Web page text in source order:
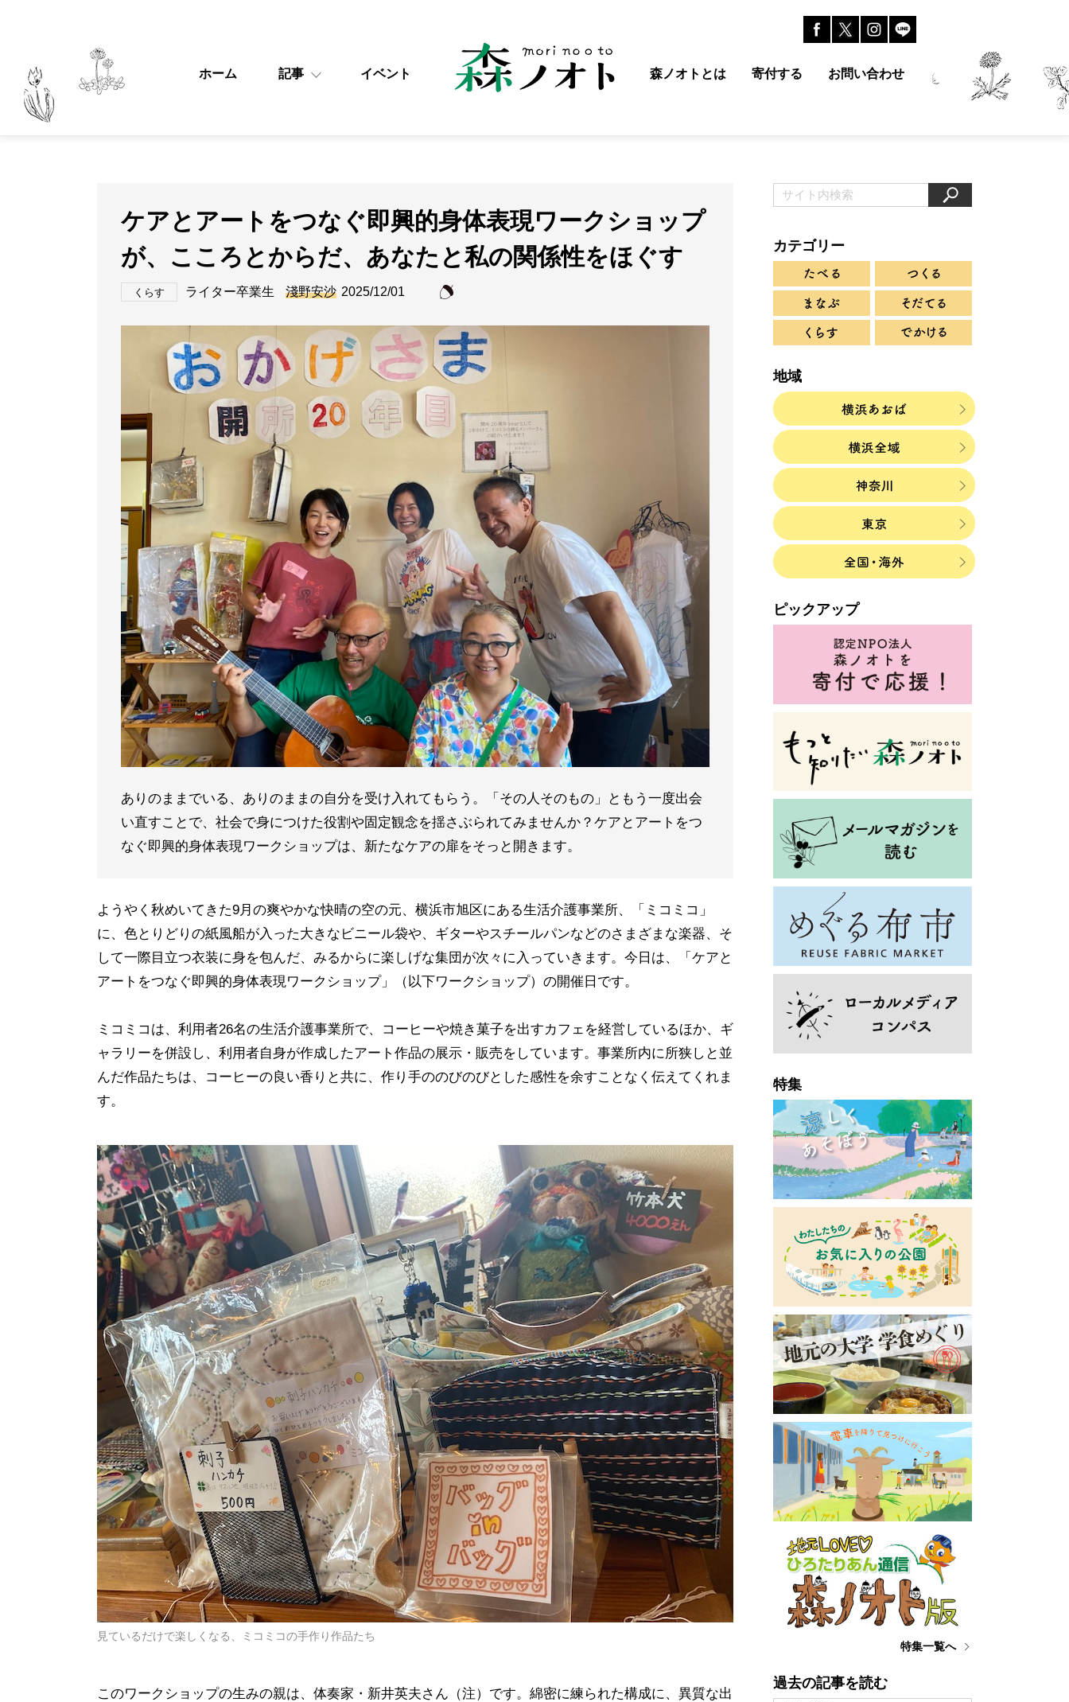
ホーム 記事 イベント 森ノオトとは 寄付する お問い合わせ
ケアとアートをつなぐ即興的身体表現ワークショップ
が、こころとからだ、あなたと私の関係性をほぐす
くらす ライター卒業生 淺野安沙 2025/12/01
ありのままでいる、ありのままの自分を受け入れてもらう。「その人そのもの」ともう一度出会
い直すことで、社会で身につけた役割や固定観念を揺さぶられてみませんか？ケアとアートをつ
なぐ即興的身体表現ワークショップは、新たなケアの扉をそっと開きます。
ようやく秋めいてきた9月の爽やかな快晴の空の元、横浜市旭区にある生活介護事業所、「ミコミコ」
に、色とりどりの紙風船が入った大きなビニール袋や、ギターやスチールパンなどのさまざまな楽器、そ
して一際目立つ衣装に身を包んだ、みるからに楽しげな集団が次々に入っていきます。今日は、「ケアと
アートをつなぐ即興的身体表現ワークショップ」（以下ワークショップ）の開催日です。
ミコミコは、利用者26名の生活介護事業所で、コーヒーや焼き菓子を出すカフェを経営しているほか、ギ
ャラリーを併設し、利用者自身が作成したアート作品の展示・販売をしています。事業所内に所狭しと並
んだ作品たちは、コーヒーの良い香りと共に、作り手ののびのびとした感性を余すことなく伝えてくれま
す。
見ているだけで楽しくなる、ミコミコの手作り作品たち
このワークショップの生みの親は、体奏家・新井英夫さん（注）です。綿密に練られた構成に、異質な出
カテゴリー
地域
ピックアップ
特集
特集一覧へ
過去の記事を読む